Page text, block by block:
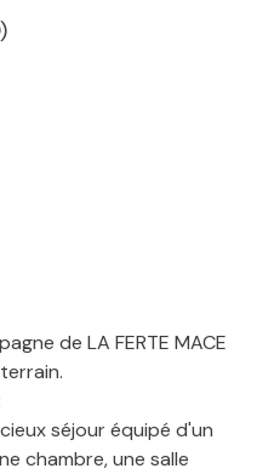
de LA FERTE MACE
séjour équipé d'un
chambre, une salle